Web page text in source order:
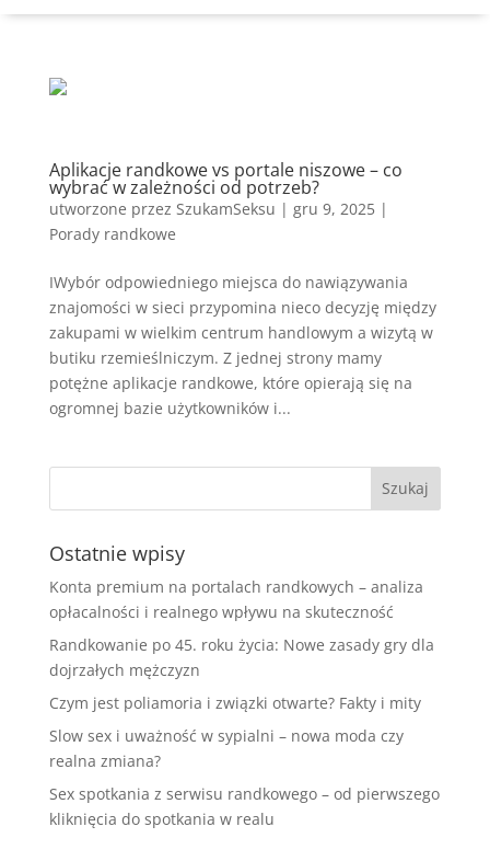
Aplikacje randkowe vs portale niszowe – co
wybrać w zależności od potrzeb?
utworzone przez SzukamSeksu | gru 9, 2025|
Porady randkowe
IWybór odpowiedniego miejsca do nawiązywania
znajomości w sieci przypomina nieco decyzję między
zakupami w wielkim centrum handlowym a wizytą w
butiku rzemieślniczym. Z jednej strony mamy
potężne aplikacje randkowe, które opierają się na
ogromnej bazie użytkowników i...
Ostatnie wpisy
Konta premium na portalach randkowych – analiza
opłacalności i realnego wpływu na skuteczność
Randkowanie po 45. roku życia: Nowe zasady gry dla
dojrzałych mężczyzn
Czym jest poliamoria i związki otwarte? Fakty i mity
Slow sex i uważność w sypialni – nowa moda czy
realna zmiana?
Sex spotkania z serwisu randkowego – od pierwszego
kliknięcia do spotkania w realu